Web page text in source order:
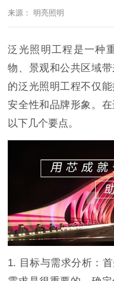
来源： 明亮照明
泛光照明工程是一种
物、景观和公共区域
的泛光照明工程不仅
安全性和品牌形象。
以下几个要点。
1. 目标与需求分析：